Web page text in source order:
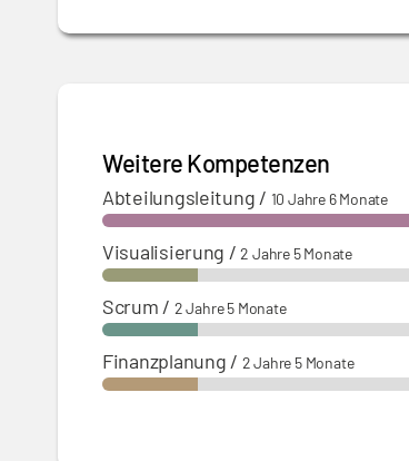
Weitere Kompetenzen
Abteilungsleitung / 10 Jahre 6 Monate
Visualisierung /2 Jahre 5 Monate
Scrum / 2 Jahre 5 Monate
Finanzplanung / 2 Jahre 5 Monate